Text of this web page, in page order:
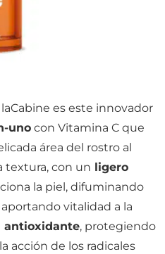
es este innovador
uno con Vitamina C que
área del rostro al
textura, con un ligero
la piel, difuminando
vitalidad a la
antioxidante, protegiendo
acción de los radicales